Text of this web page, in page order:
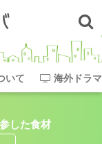
いて 海外ドラ
した食材